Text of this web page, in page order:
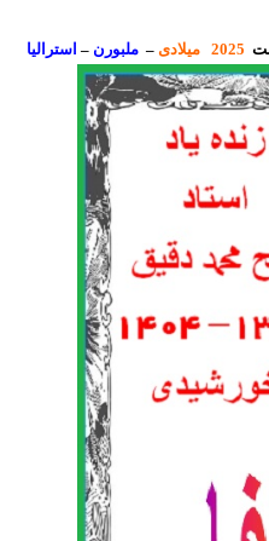
– ملبورن – استرالیا